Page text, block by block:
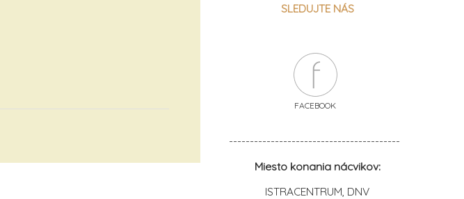
SLEDUJTE NÁS
FACEBOOK
-----------------------------------------
Miesto konania nácvikov:
ISTRACENTRUM, DNV